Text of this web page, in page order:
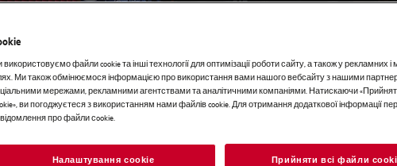
немає.
посудомийних
використовуємо файли cookie та інші технології для оптимізації роботи сайту, а також у рекламних
Ми також обмінюємося інформацією про використання вами нашого вебсайту з нашими
мережами, рекламними агентствами та аналітичними компаніями. Натискаючи
ви погоджуєтеся з використанням нами файлів cookie. Для отримання додаткової інформації
про файли сookie.
Налаштування cookie Прийняти всі файли